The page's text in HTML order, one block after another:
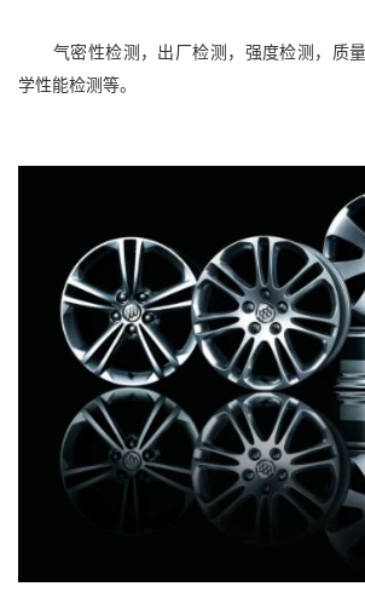
气密性检测，出厂检测，强度检测，质量
学性能检测等。